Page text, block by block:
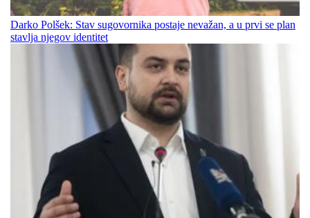
Darko Polšek: Stav sugovornika postaje nevažan, a u prvi se plan
stavlja njegov identitet